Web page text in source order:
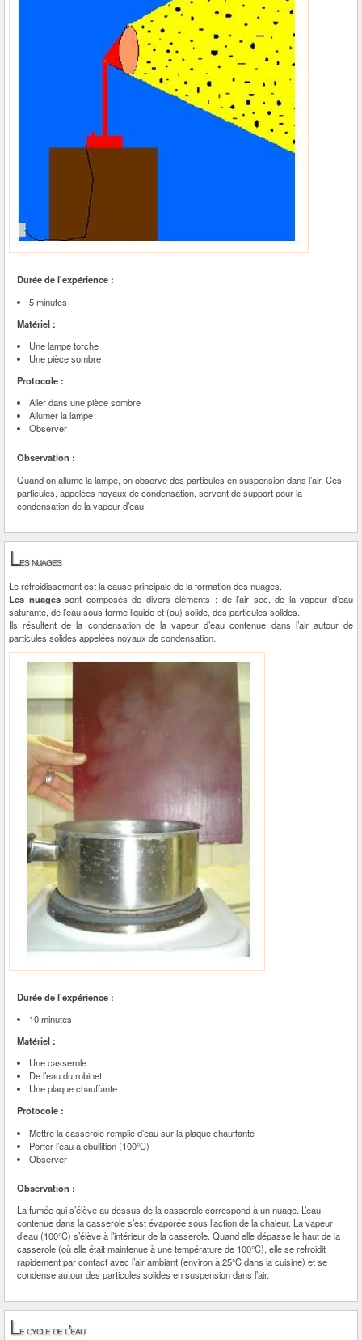
Durée de l'expérience :
5 minutes
Matériel :
Une lampe torche
Une pièce sombre
Protocole :
Aller dans une pièce sombre
Allumer la lampe
Observer
Observation :
Quand on allume la lampe, on observe des particules en suspension dans l’air. Ces
particules, appelées noyaux de condensation, servent de support pour la
condensation de la vapeur d’eau.
Les nuages
Le refroidissement est la cause principale de la formation des nuages.
Les nuagessont composés de divers éléments : de l’air sec, de la vapeur d’eau
saturante, de l’eau sous forme liquide et (ou) solide, des particules solides.
Ils résultent de la condensation de la vapeur d’eau contenue dans l’air autour de
particules solides appelées noyaux de condensation.
Durée de l'expérience :
10 minutes
Matériel :
Une casserole
De l’eau du robinet
Une plaque chauffante
Protocole :
Mettre la casserole remplie d’eau sur la plaque chauffante
Porter l’eau à ébullition (100°C)
Observer
Observation :
La fumée qui s’élève au dessus de la casserole correspond à un nuage. L’eau
contenue dans la casserole s’est évaporée sous l’action de la chaleur. La vapeur
d’eau (100°C) s’élève à l’intérieur de la casserole. Quand elle dépasse le haut de la
casserole (où elle était maintenue à une température de 100°C), elle se refroidit
rapidement par contact avec l’air ambiant (environ à 25°C dans la cuisine) et se
condense autour des particules solides en suspension dans l’air.
Le cycle de l’eau